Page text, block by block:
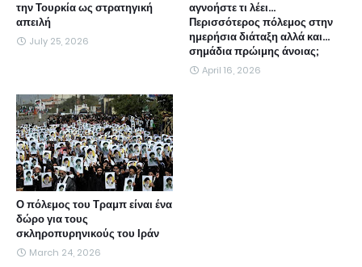
την Τουρκία ως στρατηγική
απειλή
July 25, 2026
αγνοήστε τι λέει...
Περισσότερος πόλεμος στην
ημερήσια διάταξη αλλά και...
σημάδια πρώιμης άνοιας;
April 16, 2026
Ο πόλεμος του Τραμπ είναι ένα
δώρο για τους
σκληροπυρηνικούς του Ιράν
March 24, 2026